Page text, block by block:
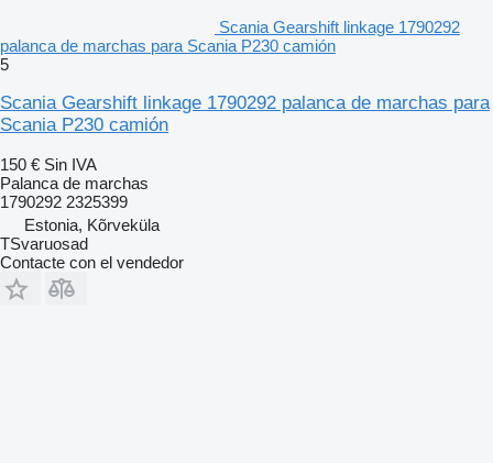
Scania Gearshift linkage 1790292
palanca de marchas para Scania P230 camión
5
Scania Gearshift linkage 1790292 palanca de marchas para
Scania P230 camión
150 € Sin IVA
Palanca de marchas
1790292 2325399
Estonia, Kõrveküla
TSvaruosad
Contacte con el vendedor